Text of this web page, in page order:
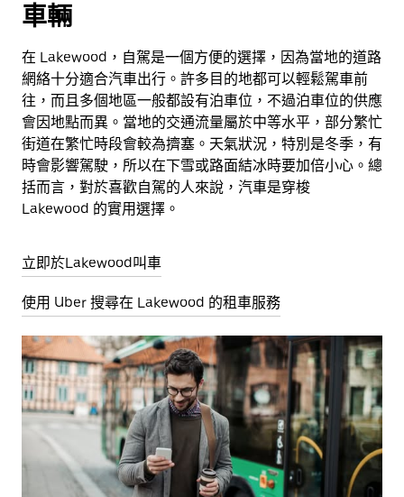
車輛
在 Lakewood，自駕是一個方便的選擇，因為當地的道路
網絡十分適合汽車出行。許多目的地都可以輕鬆駕車前
往，而且多個地區一般都設有泊車位，不過泊車位的供應
會因地點而異。當地的交通流量屬於中等水平，部分繁忙
街道在繁忙時段會較為擠塞。天氣狀況，特別是冬季，有
時會影響駕駛，所以在下雪或路面結冰時要加倍小心。總
括而言，對於喜歡自駕的人來說，汽車是穿梭
Lakewood 的實用選擇。
立即於Lakewood叫車
使用 Uber 搜尋在 Lakewood 的租車服務